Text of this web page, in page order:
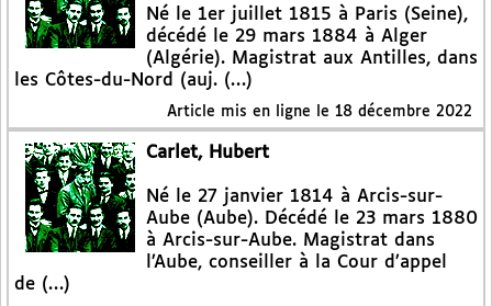
Né le 1er juillet 1815 à Paris (Seine),
décédé le 29 mars 1884 à Alger
(Algérie). Magistrat aux Antilles, dans
les Côtes-du-Nord (auj. (…)
Article mis en ligne le 18 décembre 2022
Carlet, Hubert
Né le 27 janvier 1814 à Arcis-sur-
Aube (Aube). Décédé le 23 mars 1880
à Arcis-sur-Aube. Magistrat dans
l’Aube, conseiller à la Cour d’appel
de (…)